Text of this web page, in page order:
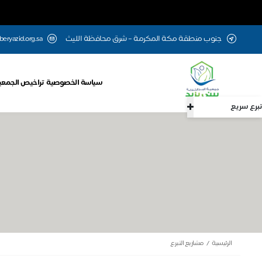
تبرع سريع
جنوب منطقة مكة المكرمة – شرق محافظة الليث
سياسة الخصوصية تراخيص
الرئيسية مشاريع التبرع